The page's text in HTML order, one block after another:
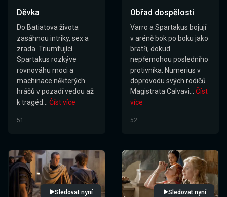
Děvka
Do Batiatova života
zasáhnou intriky, sex a
zrada. Triumfující
Spartakus rozkýve
rovnováhu moci a
machinace některých
hráčů v pozadí vedou až
k tragéd...
Číst více
51
Obřad dospělosti
Varro a Spartakus bojují
v aréně bok po boku jako
bratři, dokud
nepřemohou posledního
protivníka. Numerius v
doprovodu svých rodičů
Magistrata Calvavi...
Číst
více
52
Sledovat nyní Sledovat nyní